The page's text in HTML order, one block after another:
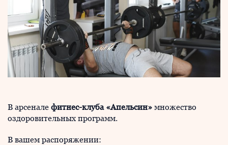
В арсенале фитнес-клуба «Апельсин» множество
оздоровительных программ.
В вашем распоряжении: